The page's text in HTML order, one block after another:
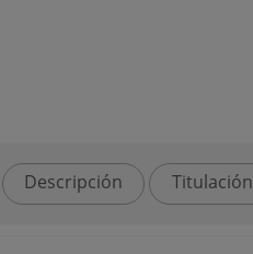
Descripción Titulación